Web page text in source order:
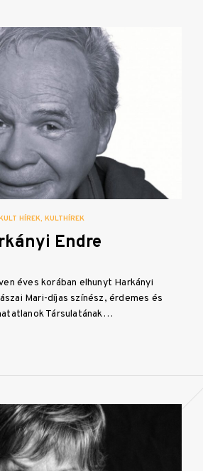
HÍREK KULTHÍREK
Endre
éves korában elhunyt Harkányi
Mari-díjas színész, érdemes és
Társulatának…